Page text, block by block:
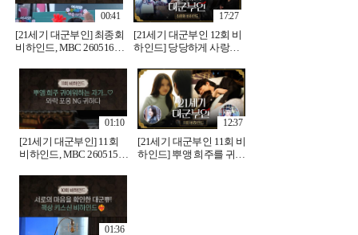
[21세기 대군부인] 최종회
비하인드, MBC 260516
00:41
[21세기 대군부인 12회 비
하인드] 당당하게 사랑하
지막 비하인드! 그동안 ＜
21세기 대군부인＞을 사
랑해주셔서 감사합니다
🫶🏻, MBC 260516 방
17:27
[21세기 대군부인] 11회
비하인드, MBC 260515
01:10
[21세기 대군부인 11회 비
하인드] 뿌앵 희주를 귀여
12:37
01:36